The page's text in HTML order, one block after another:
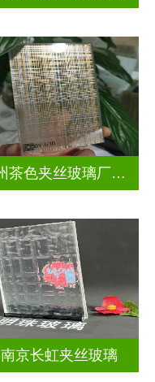
宿州茶色夹丝玻璃厂家电话
南京长虹夹丝玻璃